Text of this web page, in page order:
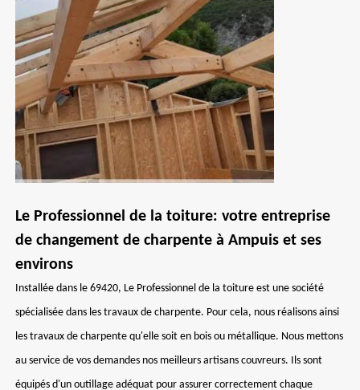
Le Professionnel de la toiture: votre entreprise
de changement de charpente à Ampuis et ses
environs
Installée dans le 69420, Le Professionnel de la toiture est une société
spécialisée dans les travaux de charpente. Pour cela, nous réalisons ainsi
les travaux de charpente qu'elle soit en bois ou métallique. Nous mettons
au service de vos demandes nos meilleurs artisans couvreurs. Ils sont
équipés d'un outillage adéquat pour assurer correctement chaque